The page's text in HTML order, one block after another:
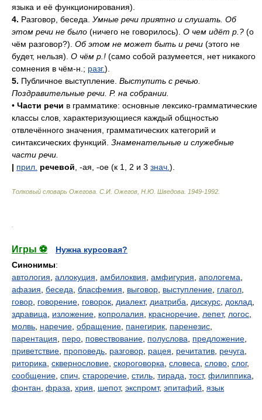
языка и её функционирования).
4. Разговор, беседа. Умные речи приятно и слушать. Об
этом речи не было (ничего не говорилось). О чем идёт р.? (о
чём разговор?). Об этом не может быть и речи (этого не
будет, нельзя). О чём р.! (само собой разумеется, нет никакого
сомнения в чём-н.; разг.).
5. Публичное выступление. Выступить с речью.
Поздравительные речи. Р. на собрании.
• Части речи в грамматике: основные лексико-грамматические
классы слов, характеризующиеся каждый общностью
отвлечённого значения, грамматических категорий и
синтаксических функций. Знаменательные и служебные
части речи.
| прил. речевой , -ая, -ое (к 1, 2 и 3 знач. ).
Толковый словарь Ожегова С.И. Ожегов, Н.Ю. Шведова. 1949-1992
Игры ⚽
Нужна курсовая?
Синонимы:
автология аллокуция амбилоквия амфигурия апологема
афазия беседа бласфемия выговор выступление глагол
говор говорение говорок диалект, диатриба дискурс доклад
здравица
изложение копролалия красноречие лепет, логос
молвь наречие обращение панегирик паренезис
парентация
перо повествование полуслова предложение
приветствие проповедь разговор рацея речитатив речуга
риторика сквернословие скороговорка словеса слово слог,
сообщение спич староречие стиль тирада тост, филиппика
фонтан фраза хрия шепот, экспромт, эпитафий язык